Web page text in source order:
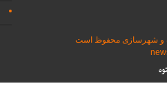
و شهرسازی محفوظ است